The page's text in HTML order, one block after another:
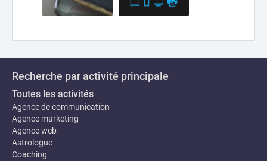
Recherche par activité principale
Toutes les activités
Agence de communication
Agence marketing
Agence web
Astrologue
Coaching